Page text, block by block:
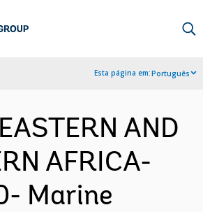
Esta página em:Português
AND
AFRICA-
Marine